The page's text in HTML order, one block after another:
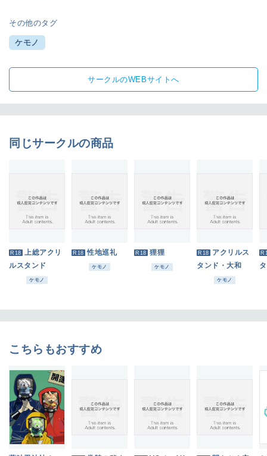
その他のタグ
ケモノ
サークルのWEBサイトへ
同じサークルの商品
R18 上総アクリ
ルスタンド
ケモノ
R18 性地巡礼
ケモノ
R18 狸狸
ケモノ
R18 アクリルス
タンド・大和
ケモノ
こちらもおすすめ